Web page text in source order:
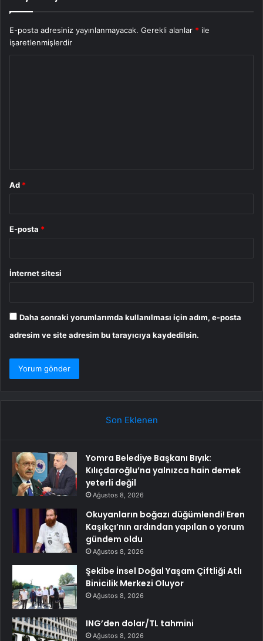
E-posta adresiniz yayınlanmayacak. Gerekli alanlar * ile
işaretlenmişlerdir
Ad *
E-posta *
İnternet sitesi
Daha sonraki yorumlarımda kullanılması için adım, e-posta
adresim ve site adresim bu tarayıcıya kaydedilsin.
Son Eklenen
Yomra Belediye Başkanı Bıyık:
Kılıçdaroğlu’na yalnızca hain demek
yeterli değil
Ağustos 8, 2026
Okuyanların boğazı düğümlendi! Eren
Kaşıkçı’nın ardından yapılan o yorum
gündem oldu
Ağustos 8, 2026
Şekibe İnsel Doğal Yaşam Çiftliği Atlı
Binicilik Merkezi Oluyor
Ağustos 8, 2026
ING’den dolar/TL tahmini
Ağustos 8, 2026